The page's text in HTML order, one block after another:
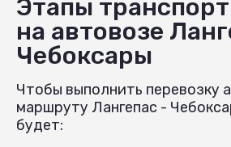
Этапы
на автовозе
Чебоксары
Чтобы выполнить перевозку
маршруту Лангепас -
будет: